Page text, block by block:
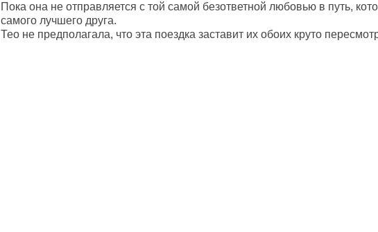
Пока она не отправляется с той самой безответной любовью в путь,
самого лучшего друга.
Тео не предполагала, что эта поездка заставит их обоих круто